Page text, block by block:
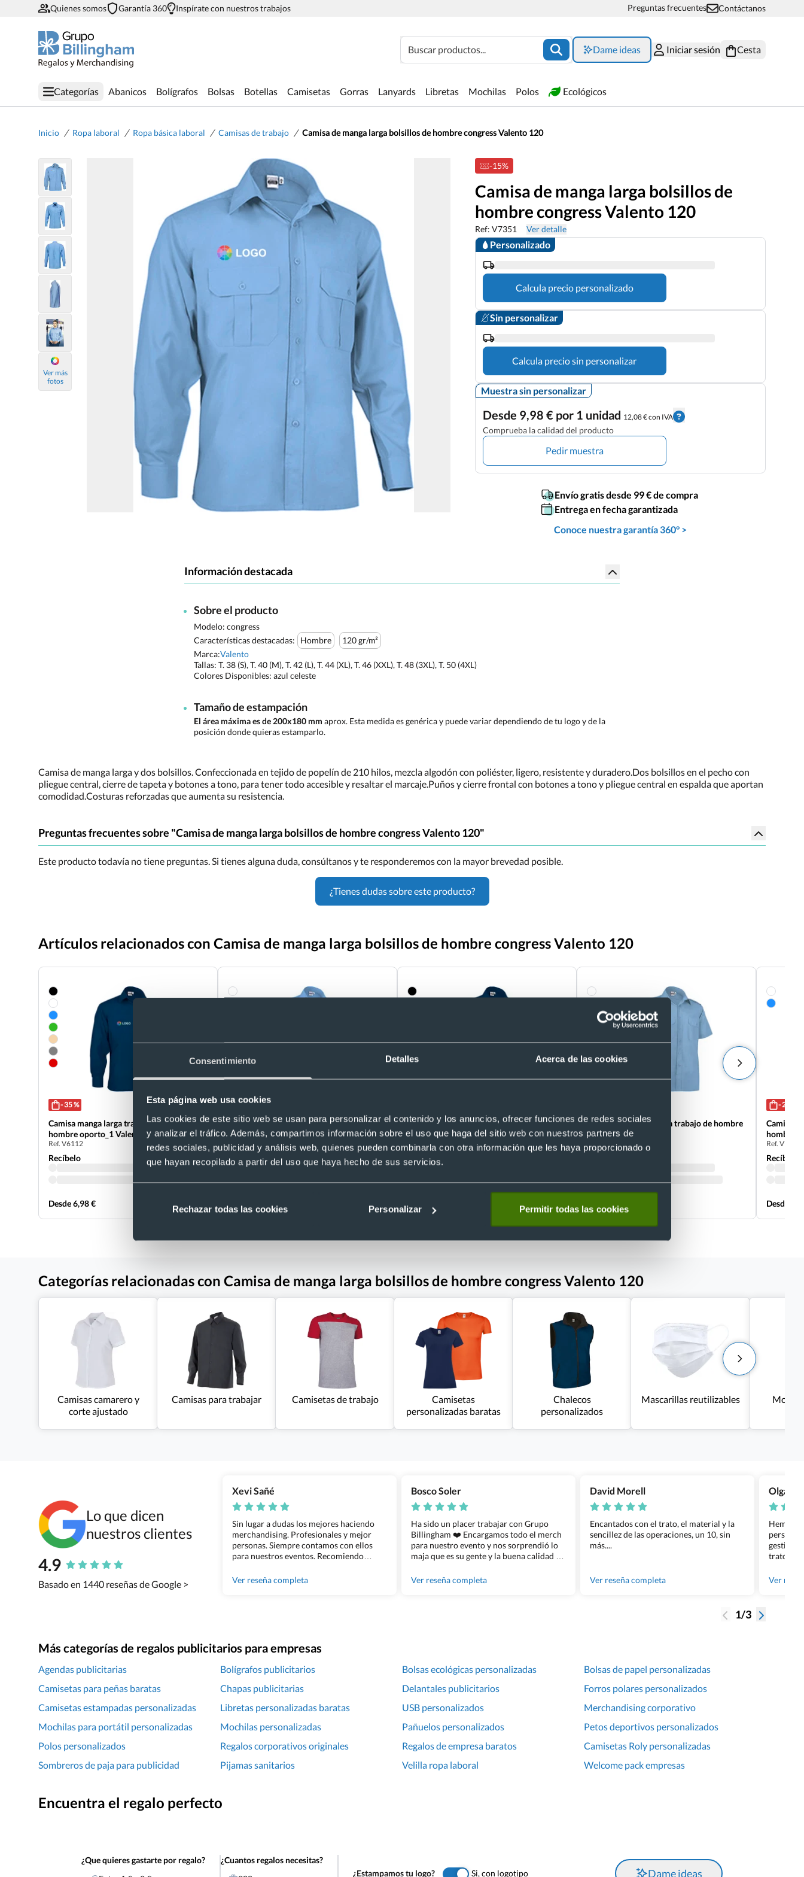
Consentimiento Detalles Acerca de las cookies
Esta página web usa cookies
Las cookies de este sitio web se usan para personalizar el contenido y los anuncios, ofrecer funciones de redes sociales
y analizar el tráfico. Además, compartimos información sobre el uso que haga del sitio web con nuestros partners de
redes sociales, publicidad y análisis web, quienes pueden combinarla con otra información que les haya proporcionado o
que hayan recopilado a partir del uso que haya hecho de sus servicios.
Rechazar todas las cookies Personalizar Permitir todas las cookies
Quienes somos Garantía 360 Inspírate con nuestros trabajos Preguntas frecuentes Contáctanos
Buscar productos... Dame ideas Iniciar sesión Cesta
Categorías Abanicos Bolígrafos Bolsas Botellas Camisetas Gorras Lanyards Libretas Mochilas Polos Ecológicos
Inicio / Ropa laboral / Ropa básica laboral / Camisas de trabajo / Camisa de manga larga bolsillos de hombre congress Valento 120
Ver más
fotos
-15%
Camisa de manga larga bolsillos de
hombre congress Valento 120
Ref: V7351 Ver detalle
Personalizado
Calcula precio personalizado
Sin personalizar
Calcula precio sin personalizar
Muestra sin personalizar
Desde 9,98 € por 1 unidad 12,08 € con IVA
Comprueba la calidad del producto
Pedir muestra
Envío gratis desde 99 € de compra
Entrega en fecha garantizada
Conoce nuestra garantía 360° >
Información destacada
Sobre el producto
Modelo: congress
Características destacadas:
Hombre
120 gr/m²
Marca:Valento
Tallas: T. 38 (S), T. 40 (M), T. 42 (L), T. 44 (XL), T. 46 (XXL), T. 48 (3XL), T. 50 (4XL)
Colores Disponibles: azul celeste
Tamaño de estampación
El área máxima es de 200x180 mm aprox. Esta medida es genérica y puede variar dependiendo de tu logo y de la
posición donde quieras estamparlo.
Camisa de manga larga y dos bolsillos. Confeccionada en tejido de popelín de 210 hilos, mezcla algodón con poliéster, ligero, resistente y duradero.Dos bolsillos en el pecho con
pliegue central, cierre de tapeta y botones a tono, para tener todo accesible y resaltar el marcaje.Puños y cierre frontal con botones a tono y pliegue central en espalda que aportan
comodidad.Costuras reforzadas que aumenta su resistencia.
Preguntas frecuentes sobre "Camisa de manga larga bolsillos de hombre congress Valento 120"
Este producto todavía no tiene preguntas. Si tienes alguna duda, consúltanos y te responderemos con la mayor brevedad posible.
¿Tienes dudas sobre este producto?
Artículos relacionados con Camisa de manga larga bolsillos de hombre congress Valento 120
- 35 %
Camisa manga larga trabajo bolsillo de
hombre oporto_1 Valento 120
Ref. V6112
Recíbelo
Desde 6,98 €
- 10 %
Camisa de manga larga trabajo de hombre
vigilant Valento 120
Ref. V7350
Recíbelo
Desde 8,32 €
Camisa manga corta con bolsillo de
hombre oporto Valento 120
Ref. V6111
Recíbelo
Desde 6,44 €
Camisa de manga corta trabajo de hombre
vigilant Valento 120
Ref. V7343
Desde 7,79 €
- 20 %
Camisa
hombre
Ref. V7342
Recíbelo
Desde
Categorías relacionadas con Camisa de manga larga bolsillos de hombre congress Valento 120
Camisas camarero y
corte ajustado
Camisas para trabajar Camisetas de trabajo
Camisetas
personalizadas baratas
Chalecos
personalizados
Mascarillas reutilizables Monos
Lo que dicen
nuestros clientes
4.9
Basado en 1440 reseñas de Google >
Xevi Sañé
Sin lugar a dudas los mejores haciendo
merchandising. Profesionales y mejor
personas. Siempre contamos con ellos
para nuestros eventos. Recomiendo
Ver reseña completa
Bosco Soler
Ha sido un placer trabajar con Grupo
Billingham ❤️ Encargamos todo el merch
para nuestro evento y nos sorprendió lo
maja que es su gente y la buena calidad de
100% recomendado!!
Ver reseña completa
David Morell
Encantados con el trato, el material y la
sencillez de las operaciones, un 10, sin
más....
Ver reseña completa
Olga
Hemos
gestión
trato
gente
Ver
1/3
Más categorías de regalos publicitarios para empresas
Agendas publicitarias Bolígrafos publicitarios Bolsas ecológicas personalizadas
Bolsas de papel personalizadas
Camisetas para peñas baratas
Chapas publicitarias Delantales publicitarios
Forros polares personalizados
Camisetas estampadas personalizadas
Libretas personalizadas baratas USB personalizados
Merchandising corporativo
Mochilas para portátil personalizadas
Mochilas personalizadas Pañuelos personalizados
Petos deportivos personalizados
Polos personalizados
Regalos corporativos originales Regalos de empresa baratos
Camisetas Roly personalizadas
Sombreros de paja para publicidad
Pijamas sanitarios Velilla ropa laboral Welcome pack empresas
Encuentra el regalo perfecto
¿Que quieres gastarte por regalo?
¿Cuantos regalos necesitas?
¿Estampamos tu logo? Si, con logotipo Dame ideas